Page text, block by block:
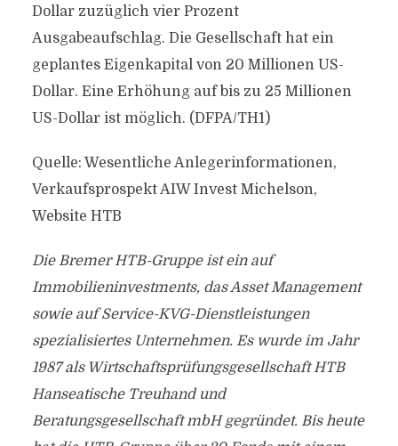
Dollar zuzüglich vier Prozent
Ausgabeaufschlag. Die Gesellschaft hat ein
geplantes Eigenkapital von 20 Millionen US-
Dollar. Eine Erhöhung auf bis zu 25 Millionen
US-Dollar ist möglich. (DFPA/TH1)
Quelle: Wesentliche Anlegerinformationen,
Verkaufsprospekt AIW Invest Michelson,
Website HTB
Die Bremer HTB-Gruppe ist ein auf
Immobilieninvestments, das Asset Management
sowie auf Service-KVG-Dienstleistungen
spezialisiertes Unternehmen. Es wurde im Jahr
1987 als Wirtschaftsprüfungsgesellschaft HTB
Hanseatische Treuhand und
Beratungsgesellschaft mbH gegründet. Bis heute